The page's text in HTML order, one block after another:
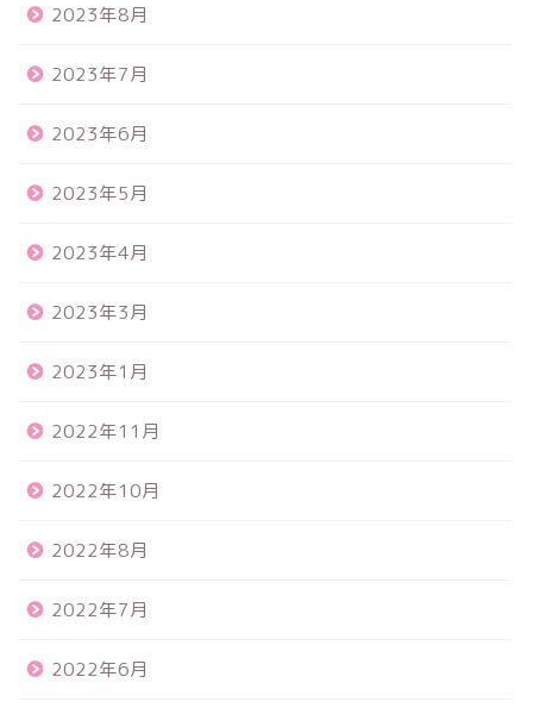
2023年8月
2023年7月
2023年6月
2023年5月
2023年4月
2023年3月
2023年1月
2022年11月
2022年10月
2022年8月
2022年7月
2022年6月